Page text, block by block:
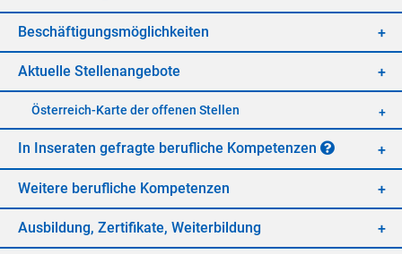
Be­schäf­ti­gungs­mög­lich­kei­ten
Ak­tu­el­le Stel­len­an­ge­bo­te
Öster­reich-Kar­te der of­fe­nen Stel­len
In In­se­ra­ten ge­frag­te be­ruf­li­che Kom­pe­ten­zen
Wei­te­re be­ruf­li­che Kom­pe­ten­zen
Aus­bil­dung, Zer­ti­fi­ka­te, Wei­ter­bil­dung